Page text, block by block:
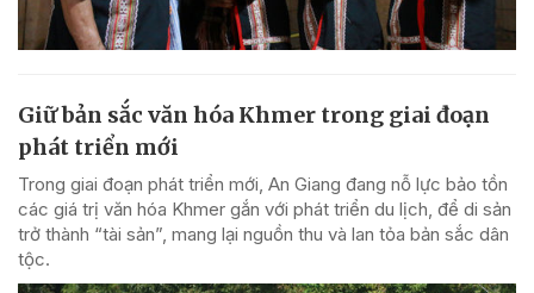
Giữ bản sắc văn hóa Khmer trong giai đoạn
phát triển mới
Trong giai đoạn phát triển mới, An Giang đang nỗ lực bảo tồn
các giá trị văn hóa Khmer gắn với phát triển du lịch, để di sản
trở thành “tài sản”, mang lại nguồn thu và lan tỏa bản sắc dân
tộc.